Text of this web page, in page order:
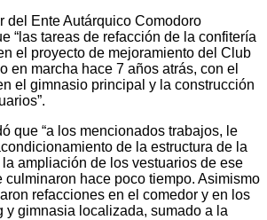
del Ente Autárquico Comodoro
“las tareas de refacción de la confitería
el proyecto de mejoramiento del Club
en marcha hace 7 años atrás, con el
el gimnasio principal y la construcción
que “a los mencionados trabajos, le
de la estructura de la
ampliación de los vestuarios de ese
culminaron hace poco tiempo. Asimismo
refacciones en el comedor y en los
y gimnasia localizada, sumado a la